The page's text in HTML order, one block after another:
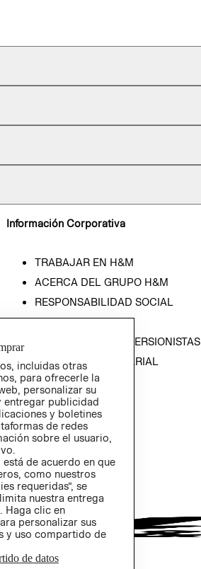
Información Corporativa
TRABAJAR EN H&M
ACERCA DEL GRUPO H&M
RESPONSABILIDAD SOCIAL
PRENSA
RELACIÓN CON INVERSIONISTAS
POLÍTICA EMPRESARIAL
incluidas otras
para ofrecerle la
personalizar su
entregar publicidad
y boletines
de redes
sobre el usuario,
de acuerdo en que
como nuestros
requeridas”, se
nuestra entrega
Haga clic en
personalizar sus
y uso compartido de
de datos